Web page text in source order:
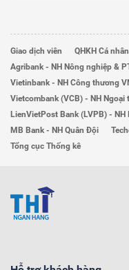
Giao dịch viên QHKH Cá
Agribank - NH Nông nghiệp &
Vietinbank - NH Công thương
Vietcombank (VCB) - NH Ngoại
LienVietPost Bank (LVPB) -
MB Bank - NH Quân Đội
Tổng cục Thống kê